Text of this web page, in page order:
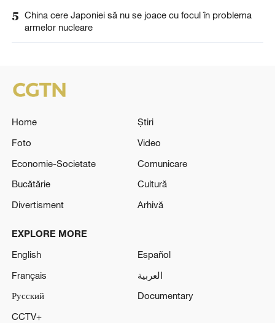
5 China cere Japoniei să nu se joace cu focul în problema
armelor nucleare
Home
Știri
Foto
Video
Economie-Societate
Comunicare
Bucătărie
Cultură
Divertisment
Arhivă
EXPLORE MORE
English
Español
Français
العربية
Русский
Documentary
CCTV+